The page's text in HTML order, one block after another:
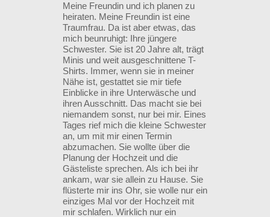
Meine Freundin und ich planen zu
heiraten. Meine Freundin ist eine
Traumfrau. Da ist aber etwas, das
mich beunruhigt: Ihre jüngere
Schwester. Sie ist 20 Jahre alt, trägt
Minis und weit ausgeschnittene T-
Shirts. Immer, wenn sie in meiner
Nähe ist, gestattet sie mir tiefe
Einblicke in ihre Unterwäsche und
ihren Ausschnitt. Das macht sie bei
niemandem sonst, nur bei mir. Eines
Tages rief mich die kleine Schwester
an, um mit mir einen Termin
abzumachen. Sie wollte über die
Planung der Hochzeit und die
Gästeliste sprechen. Als ich bei ihr
ankam, war sie allein zu Hause. Sie
flüsterte mir ins Ohr, sie wolle nur ein
einziges Mal vor der Hochzeit mit
mir schlafen. Wirklich nur ein